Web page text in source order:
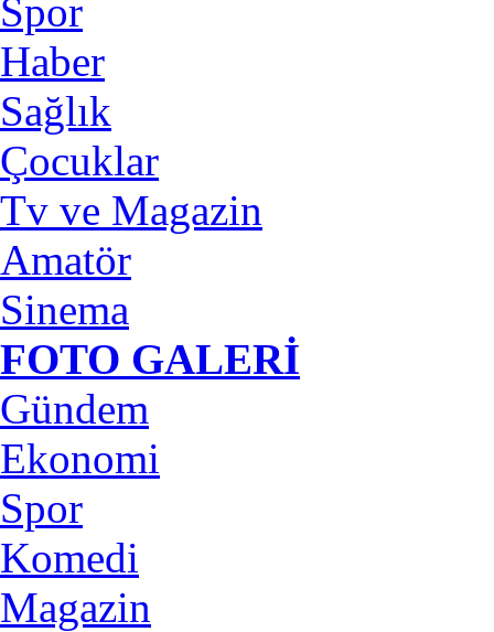
Spor
Haber
Sağlık
Çocuklar
Tv ve Magazin
Amatör
Sinema
FOTO GALERİ
Gündem
Ekonomi
Spor
Komedi
Magazin